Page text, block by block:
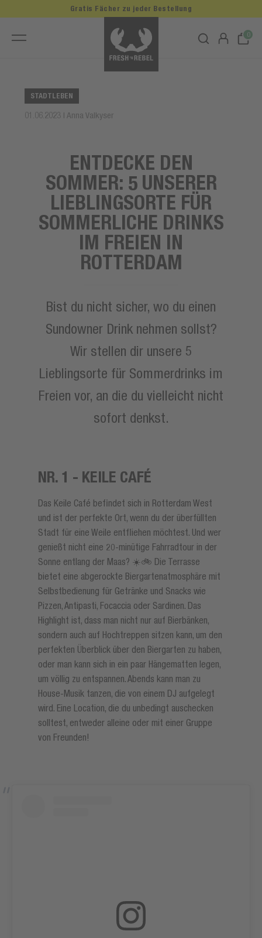
0
Gratis Fächer zu jeder Bestellung
STADTLEBEN
01.06.2023 | Anna Valkyser
ENTDECKE DEN
SOMMER: 5 UNSERER
LIEBLINGSORTE FÜR
SOMMERLICHE DRINKS
IM FREIEN IN
ROTTERDAM
Bist du nicht sicher, wo du einen
Sundowner Drink nehmen sollst?
Wir stellen dir unsere 5
Lieblingsorte für Sommerdrinks im
Freien vor, an die du vielleicht nicht
sofort denkst.
NR. 1 - KEILE CAFÉ
Das Keile Café befindet sich in Rotterdam West
und ist der perfekte Ort, wenn du der überfüllten
Stadt für eine Weile entfliehen möchtest. Und wer
genießt nicht eine 20-minütige Fahrradtour in der
Sonne entlang der Maas? ☀️🚲 Die Terrasse
bietet eine abgerockte Biergartenatmosphäre mit
Selbstbedienung für Getränke und Snacks wie
Pizzen, Antipasti, Focaccia oder Sardinen. Das
Highlight ist, dass man nicht nur auf Bierbänken,
sondern auch auf Hochtreppen sitzen kann, um den
perfekten Überblick über den Biergarten zu haben,
oder man kann sich in ein paar Hängematten legen,
um völlig zu entspannen. Abends kann man zu
House-Musik tanzen, die von einem DJ aufgelegt
wird. Eine Location, die du unbedingt auschecken
solltest, entweder alleine oder mit einer Gruppe
von Freunden!